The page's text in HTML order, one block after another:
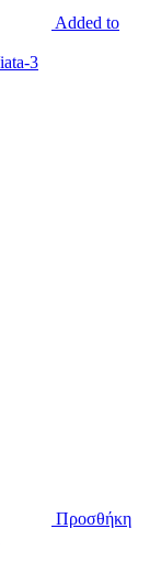
Added to
Προσθήκη